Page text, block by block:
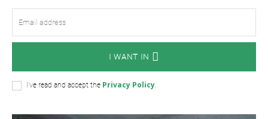
I WANT IN
I've read and accept the Privacy Policy.